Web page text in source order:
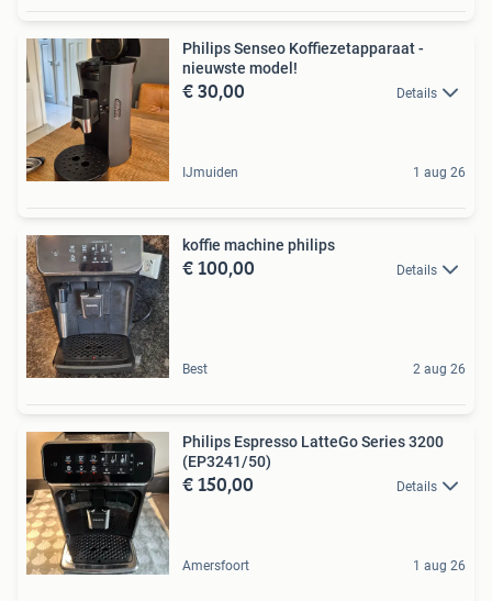
Philips Senseo Koffiezetapparaat -
nieuwste model!
€ 30,00 Details
IJmuiden 1 aug 26
koffie machine philips
€ 100,00 Details
Best 2 aug 26
Philips Espresso LatteGo Series 3200
(EP3241/50)
€ 150,00 Details
Amersfoort 1 aug 26